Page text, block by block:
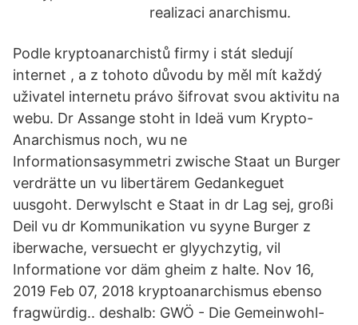
realizaci anarchismu.
Podle kryptoanarchistů firmy i stát sledují
internet , a z tohoto důvodu by měl mít každý
uživatel internetu právo šifrovat svou aktivitu na
webu. Dr Assange stoht in Ideä vum Krypto-
Anarchismus noch, wu ne
Informationsasymmetri zwische Staat un Burger
verdrätte un vu libertärem Gedankeguet
uusgoht. Derwylscht e Staat in dr Lag sej, großi
Deil vu dr Kommunikation vu syyne Burger z
iberwache, versuecht er glyychzytig, vil
Informatione vor däm gheim z halte. Nov 16,
2019 Feb 07, 2018 kryptoanarchismus ebenso
fragwürdig.. deshalb: GWÖ - Die Gemeinwohl-